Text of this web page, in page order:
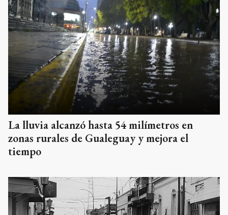
La lluvia alcanzó hasta 54 milímetros en
zonas rurales de Gualeguay y mejora el
tiempo